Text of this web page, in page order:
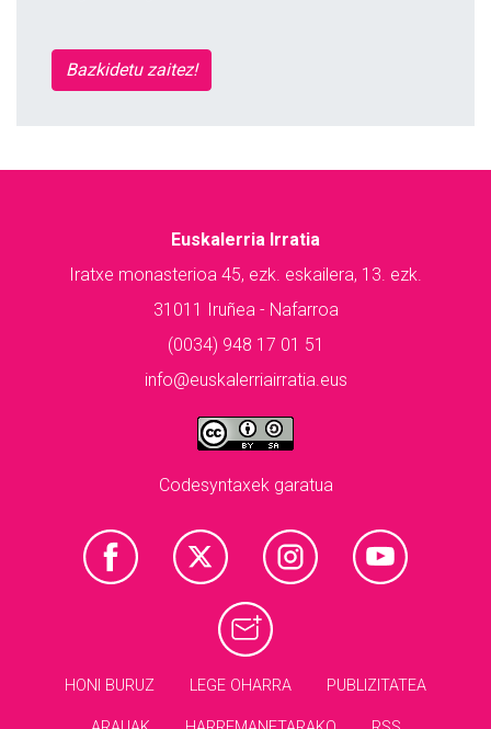
Bazkidetu zaitez!
Euskalerria Irratia
Iratxe monasterioa 45, ezk. eskailera, 13. ezk.
31011 Iruñea - Nafarroa
(0034) 948 17 01 51
info@euskalerriairratia.eus
Codesyntaxek garatua
HONI BURUZ LEGE OHARRA PUBLIZITATEA